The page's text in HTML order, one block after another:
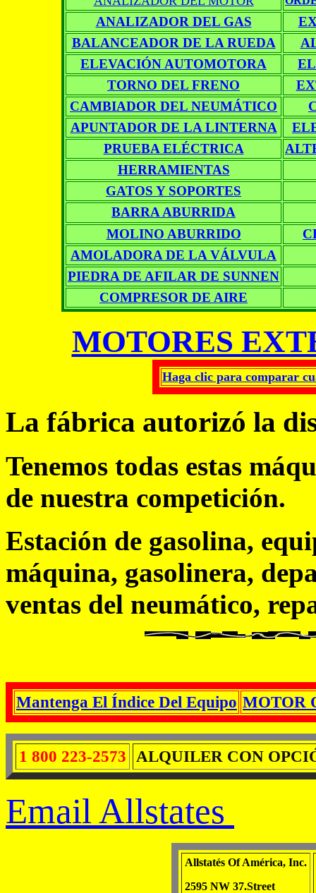
ANALIZADOR DEL GAS
BALANCEADOR DE LA RUEDA
ELEVACIÓN AUTOMOTORA
TORNO DEL FRENO
CAMBIADOR DEL NEUMÁTICO
APUNTADOR DE LA LINTERNA
PRUEBA ELÉCTRICA
HERRAMIENTAS
GATOS Y SOPORTES
BARRA ABURRIDA
MOLINO ABURRIDO
AMOLADORA DE LA VÁLVULA
PIEDRA DE AFILAR DE SUNNEN
COMPRESOR DE AIRE
MOTORES
Haga clic para comparar
La fábrica autorizó la
Tenemos todas estas
de nuestra competición.
Estación de gasolina,
máquina, gasolinera,
ventas del neumático,
Mantenga El Índice Del Equipo MOTOR
1 800 223-2573 ALQUILER CON
Email Allstates
Allstatés Of América, Inc.
2595 NW 37.Street